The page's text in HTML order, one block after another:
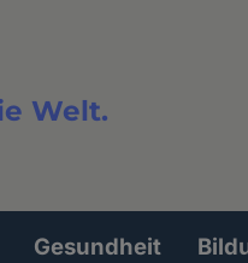
Welt.
Gesundheit